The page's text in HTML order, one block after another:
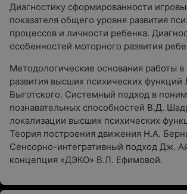
Диагностику сформированности
показателя общего уровня развития
процессов и личности ребенка.
особенностей моторного развития
Методологические основания работы
развития высших психических функций
Выготского. Системный подход в
познавательных способностей В.Д.
локализации высших психических
Теория построения движения Н.А.
Сенсорно-интегративный подход Дж.
концепция «ДЭКО» В.Л. Ефимовой.